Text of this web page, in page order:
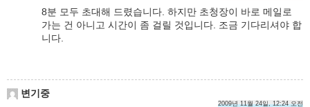
8분 모두 초대해 드렸습니다. 하지만 초청장이 바로 메일로
가는 건 아니고 시간이 좀 걸릴 것입니다. 조금 기다리셔야 합
니다.
변기중
2009년 11월 24일, 12:24 오전